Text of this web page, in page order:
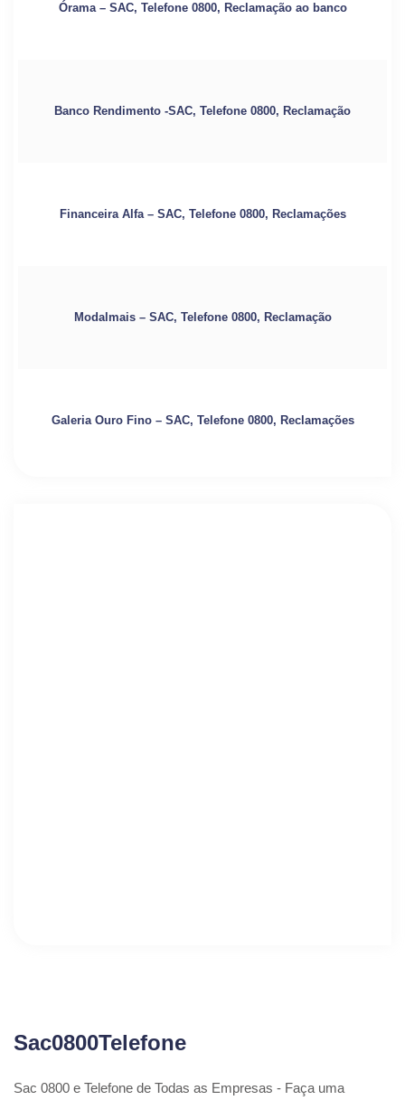
Órama – SAC, Telefone 0800, Reclamação ao banco
Banco Rendimento -SAC, Telefone 0800, Reclamação
Financeira Alfa – SAC, Telefone 0800, Reclamações
Modalmais – SAC, Telefone 0800, Reclamação
Galeria Ouro Fino – SAC, Telefone 0800, Reclamações
Sac0800Telefone
Sac 0800 e Telefone de Todas as Empresas - Faça uma